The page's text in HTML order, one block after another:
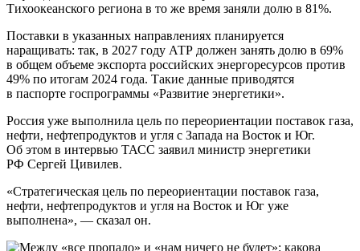
Тихоокеанского региона в то же время заняли долю в 81%.
Поставки в указанных направлениях планируется
наращивать: так, в 2027 году АТР должен занять долю в 69%
в общем объеме экспорта российских энергоресурсов против
49% по итогам 2024 года. Такие данные приводятся
в паспорте госпрограммы «Развитие энергетики».
Россия уже выполнила цель по переориентации поставок газа,
нефти, нефтепродуктов и угля с Запада на Восток и Юг.
Об этом в интервью ТАСС заявил министр энергетики
РФ Сергей Цивилев.
«Стратегическая цель по переориентации поставок газа,
нефти, нефтепродуктов и угля на Восток и Юг уже
выполнена», — сказал он.